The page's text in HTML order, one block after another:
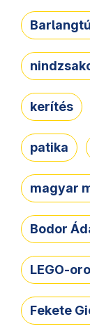
kerítés
patika
magyar
Bodor
LEGO-
Fekete